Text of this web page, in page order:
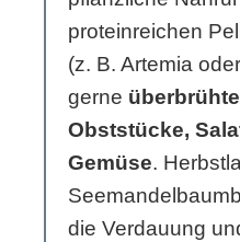
proteinreichen
(z. B. Artemia
gerne
Obststücke,
Gemüse.
die Verdauung